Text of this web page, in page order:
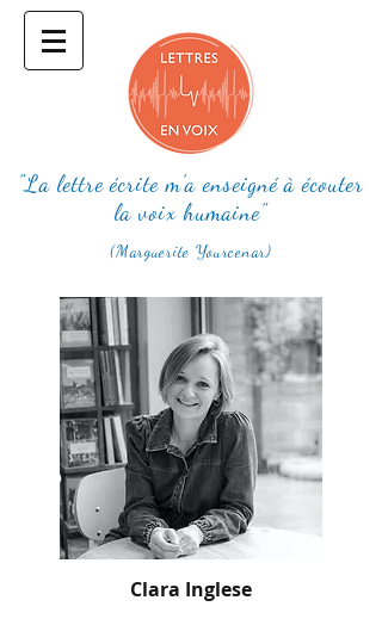
"La lettre écrite m'a enseigné à écouter
la voix humaine"
(Marguerite Yourcenar)
Clara Inglese